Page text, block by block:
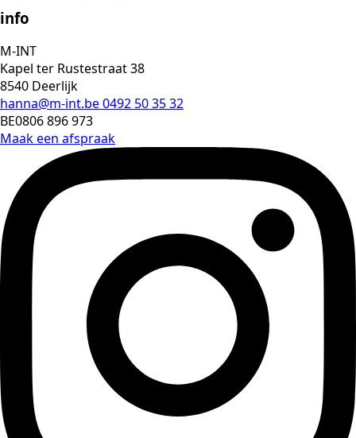
info
M-INT
Kapel ter Rustestraat 38
8540 Deerlijk
hanna@m-int.be0492 50 35 32
BE0806 896 973
Maak een afspraak